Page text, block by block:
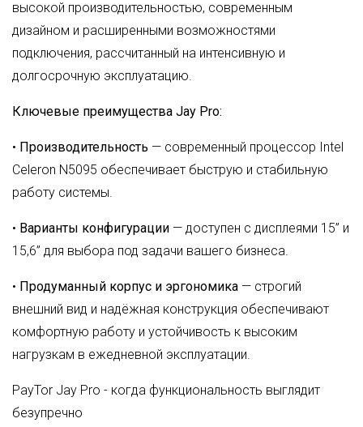
высокой производительностью, современным
дизайном и расширенными возможностями
подключения, рассчитанный на интенсивную и
долгосрочную эксплуатацию.
Ключевые преимущества Jay Pro:
• Производительность — современный процессор Intel
Celeron N5095 обеспечивает быструю и стабильную
работу системы.
• Варианты конфигурации — доступен с дисплеями 15” и
15,6” для выбора под задачи вашего бизнеса.
• Продуманный корпус и эргономика — строгий
внешний вид и надёжная конструкция обеспечивают
комфортную работу и устойчивость к высоким
нагрузкам в ежедневной эксплуатации.
PayTor Jay Pro - когда функциональность выглядит
безупречно